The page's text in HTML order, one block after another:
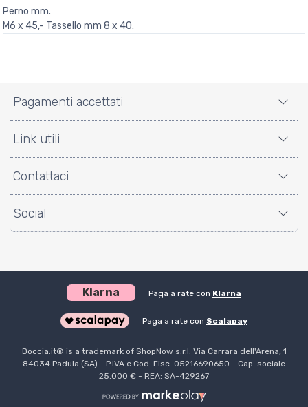
Perno mm.
M6 x 45,- Tassello mm 8 x 40.
Pagamenti accettati
Link utili
Contattaci
Social
Klarna Paga a rate con Klarna
Paga a rate con Scalapay
Doccia.it® is a trademark of ShopNow s.r.l. Via Carrara dell'Arena, 1
84034 Padula (SA) - P.IVA e Cod. Fisc. 05216690650 - Cap. sociale
25.000 € - REA: SA-429267